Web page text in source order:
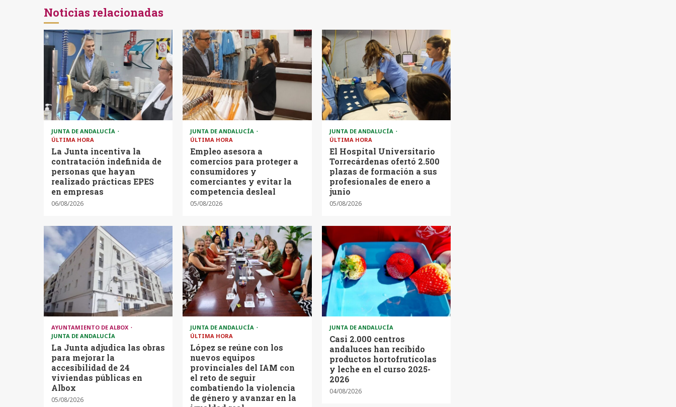
Noticias relacionadas
JUNTA DE ANDALUCÍA
ÚLTIMA HORA
La Junta incentiva la
contratación indefinida de
personas que hayan
realizado prácticas EPES
en empresas
06/08/2026
JUNTA DE ANDALUCÍA
ÚLTIMA HORA
Empleo asesora a
comercios para proteger a
consumidores y
comerciantes y evitar la
competencia desleal
05/08/2026
JUNTA DE ANDALUCÍA
ÚLTIMA HORA
El Hospital Universitario
Torrecárdenas ofertó 2.500
plazas de formación a sus
profesionales de enero a
junio
05/08/2026
AYUNTAMIENTO DE ALBOX
JUNTA DE ANDALUCÍA
La Junta adjudica las obras
para mejorar la
accesibilidad de 24
viviendas públicas en
Albox
05/08/2026
JUNTA DE ANDALUCÍA
ÚLTIMA HORA
López se reúne con los
nuevos equipos
provinciales del IAM con
el reto de seguir
combatiendo la violencia
de género y avanzar en la
JUNTA DE ANDALUCÍA
Casi 2.000 centros
andaluces han recibido
productos hortofrutícolas
y leche en el curso 2025-
2026
04/08/2026